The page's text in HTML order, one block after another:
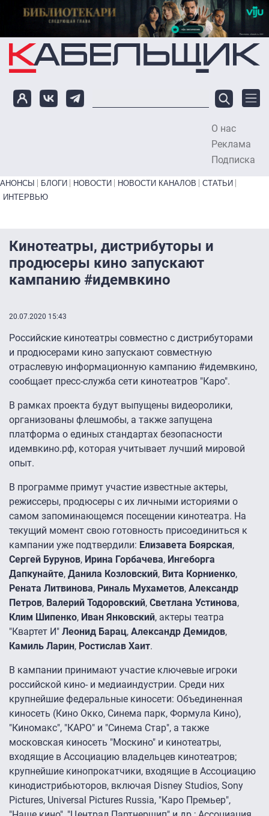
Перейти к основному содержанию
О нас
Реклама
Подписка
Primary links bottom
АНОНСЫ БЛОГИ НОВОСТИ НОВОСТИ КАНАЛОВ
СТАТЬИ
ИНТЕРВЬЮ
Кинотеатры, дистрибуторы и
продюсеры кино запускают
кампанию #идемвкино
20.07.2020 15:43
Российские кинотеатры совместно с дистрибуторами
и продюсерами кино запускают совместную
отраслевую информационную кампанию #идемвкино,
сообщает пресс-служба сети кинотеатров "Каро".
В рамках проекта будут выпущены видеоролики,
организованы флешмобы, а также запущена
платформа о единых стандартах безопасности
идемвкино.рф, которая учитывает лучший мировой
опыт.
В программе примут участие известные актеры,
режиссеры, продюсеры с их личными историями о
самом запоминающемся посещении кинотеатра. На
текущий момент свою готовность присоединиться к
кампании уже подтвердили: Елизавета Боярская,
Сергей Бурунов, Ирина Горбачева, Ингеборга
Дапкунайте, Данила Козловский, Вита Корниенко,
Рената Литвинова, Риналь Мухаметов, Александр
Петров, Валерий Тодоровский, Светлана Устинова,
Клим Шипенко, Иван Янковский, актеры театра
"Квартет И" Леонид Барац, Александр Демидов,
Камиль Ларин, Ростислав Хаит.
В кампании принимают участие ключевые игроки
российской кино- и медиаиндустрии. Среди них
крупнейшие федеральные киносети: Объединенная
киносеть (Кино Окко, Синема парк, Формула Кино),
"Киномакс", "КАРО" и "Синема Стар", а также
московская киносеть "Москино" и кинотеатры,
входящие в Ассоциацию владельцев кинотеатров;
крупнейшие кинопрокатчики, входящие в Ассоциацию
кинодистрибьюторов, включая Disney Studios, Sony
Pictures, Universal Pictures Russia, "Каро Премьер",